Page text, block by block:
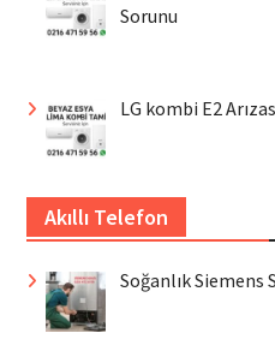
Sorunu
LG kombi E2
Akıllı Telefon
Soğanlık Siemens